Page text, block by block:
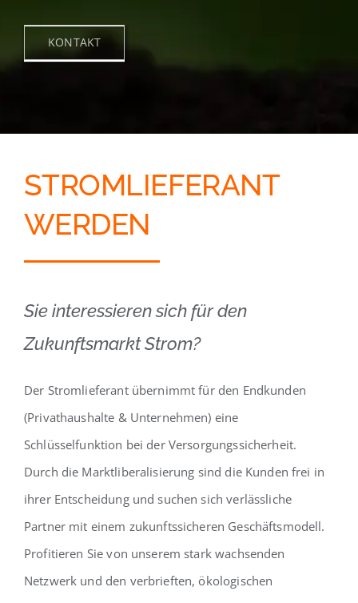
KONTAKT
STROMLIEFERANT
WERDEN
Sie interessieren sich für den
Zukunftsmarkt Strom?
Der Stromlieferant übernimmt für den Endkunden
(Privathaushalte & Unternehmen) eine
Schlüsselfunktion bei der Versorgungssicherheit.
Durch die Marktliberalisierung sind die Kunden frei in
ihrer Entscheidung und suchen sich verlässliche
Partner mit einem zukunftssicheren Geschäftsmodell.
Profitieren Sie von unserem stark wachsenden
Netzwerk und den verbrieften, ökologischen